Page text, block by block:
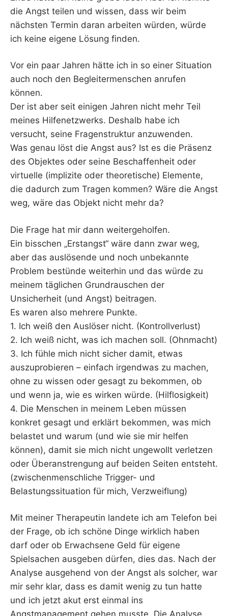
die Angst teilen und wissen, dass wir beim
nächsten Termin daran arbeiten würden, würde
ich keine eigene Lösung finden.
Vor ein paar Jahren hätte ich in so einer Situation
auch noch den Begleitermenschen anrufen
können.
Der ist aber seit einigen Jahren nicht mehr Teil
meines Hilfenetzwerks. Deshalb habe ich
versucht, seine Fragenstruktur anzuwenden.
Was genau löst die Angst aus? Ist es die Präsenz
des Objektes oder seine Beschaffenheit oder
virtuelle (implizite oder theoretische) Elemente,
die dadurch zum Tragen kommen? Wäre die Angst
weg, wäre das Objekt nicht mehr da?
Die Frage hat mir dann weitergeholfen.
Ein bisschen „Erstangst“ wäre dann zwar weg,
aber das auslösende und noch unbekannte
Problem bestünde weiterhin und das würde zu
meinem täglichen Grundrauschen der
Unsicherheit (und Angst) beitragen.
Es waren also mehrere Punkte.
1. Ich weiß den Auslöser nicht. (Kontrollverlust)
2. Ich weiß nicht, was ich machen soll. (Ohnmacht)
3. Ich fühle mich nicht sicher damit, etwas
auszuprobieren – einfach irgendwas zu machen,
ohne zu wissen oder gesagt zu bekommen, ob
und wenn ja, wie es wirken würde. (Hilflosigkeit)
4. Die Menschen in meinem Leben müssen
konkret gesagt und erklärt bekommen, was mich
belastet und warum (und wie sie mir helfen
können), damit sie mich nicht ungewollt verletzen
oder Überanstrengung auf beiden Seiten entsteht.
(zwischenmenschliche Trigger- und
Belastungssituation für mich, Verzweiflung)
Mit meiner Therapeutin landete ich am Telefon bei
der Frage, ob ich schöne Dinge wirklich haben
darf oder ob Erwachsene Geld für eigene
Spielsachen ausgeben dürfen, dies das. Nach der
Analyse ausgehend von der Angst als solcher, war
mir sehr klar, dass es damit wenig zu tun hatte
und ich jetzt akut erst einmal ins